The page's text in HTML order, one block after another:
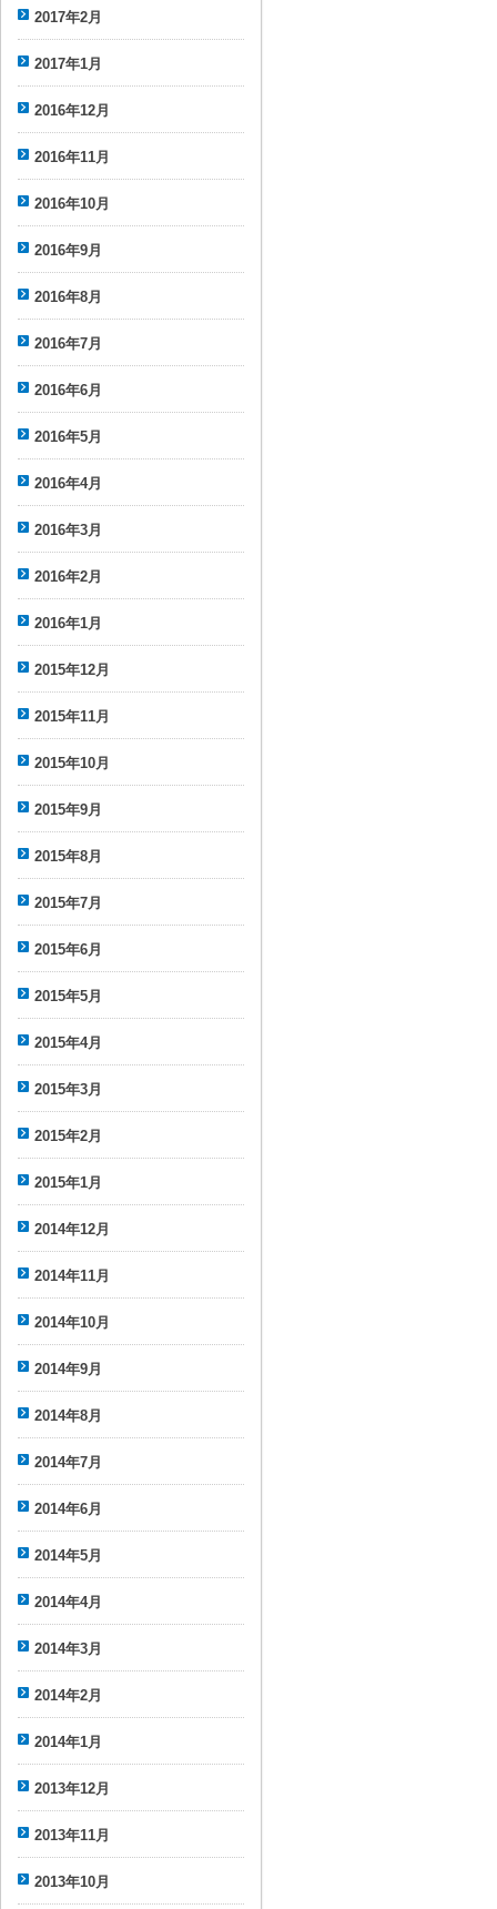
2017年2月
2017年1月
2016年12月
2016年11月
2016年10月
2016年9月
2016年8月
2016年7月
2016年6月
2016年5月
2016年4月
2016年3月
2016年2月
2016年1月
2015年12月
2015年11月
2015年10月
2015年9月
2015年8月
2015年7月
2015年6月
2015年5月
2015年4月
2015年3月
2015年2月
2015年1月
2014年12月
2014年11月
2014年10月
2014年9月
2014年8月
2014年7月
2014年6月
2014年5月
2014年4月
2014年3月
2014年2月
2014年1月
2013年12月
2013年11月
2013年10月